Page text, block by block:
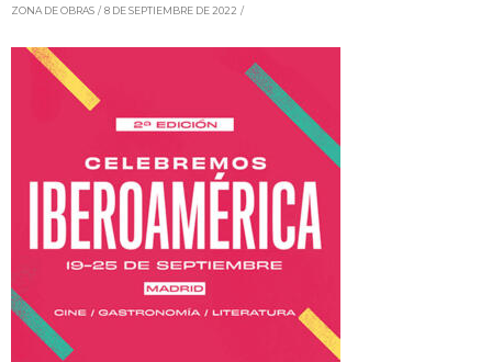
ZONA DE OBRAS 8 DE SEPTIEMBRE DE 2022